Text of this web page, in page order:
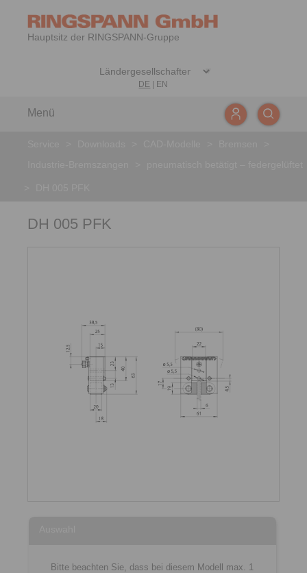
Hauptsitz der RINGSPANN-Gruppe
DE EN
Menü
DH 005 PFK
Bitte beachten Sie, dass bei diesem Modell max. 1